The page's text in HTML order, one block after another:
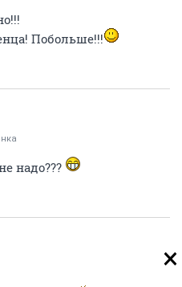
Побольше!!!
надо???